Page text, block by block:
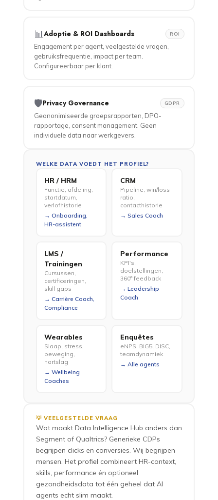
📊 Adoptie & ROI Dashboards ROI
Engagement per agent, veelgestelde vragen,
gebruiksfrequentie, impact per team.
Configureerbaar per klant.
🛡️Privacy Governance GDPR
Geanonimiseerde groepsrapporten, DPO-
rapportage, consent management. Geen
individuele data naar werkgevers.
WELKE DATA VOEDT HET PROFIEL?
HR / HRM
Functie, afdeling,
startdatum,
verlofhistorie
Onboarding,
HR-assistent
CRM
Pipeline, win/loss
ratio,
contacthistorie
Sales Coach
LMS /
Trainingen
Cursussen,
certificeringen,
skill gaps
Carrière Coach,
Compliance
Performance
KPI's,
doelstellingen,
360° feedback
Leadership
Coach
Wearables
Slaap, stress,
beweging,
hartslag
Wellbeing
Coaches
Enquêtes
eNPS, BIG5, DISC,
teamdynamiek
Alle agents
💡 VEELGESTELDE VRAAG
Wat maakt Data Intelligence Hub anders dan
Segment of Qualtrics? Generieke CDPs
begrijpen clicks en conversies. Wij begrijpen
mensen. Het profiel combineert HR-context,
skills, performance én optioneel
gezondheidsdata tot één geheel dat AI
agents echt slim maakt.